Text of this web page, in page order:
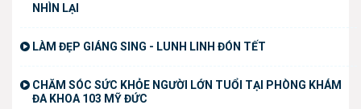
NHÌN LẠI
LÀM ĐẸP GIÁNG SING - LUNH LINH ĐÓN TẾT
CHĂM SÓC SỨC KHỎE NGƯỜI LỚN TUỔI TẠI PHÒNG KHÁM
ĐA KHOA 103 MỸ ĐỨC